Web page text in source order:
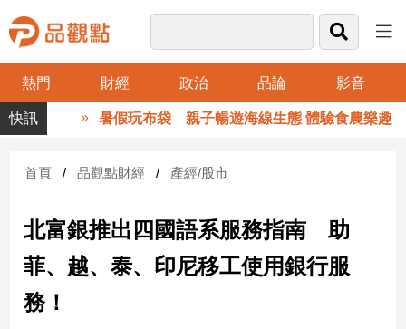
熱門 財經 政治 品論 影音
品
觀
財
台
財
經
新
暑假玩布袋 親子暢遊海線生態 體驗食農樂趣
首頁 品觀點財經 產經/股市
北富銀推出四國語系服務指南 助
菲、越、泰、印尼移工使用銀行服
務！